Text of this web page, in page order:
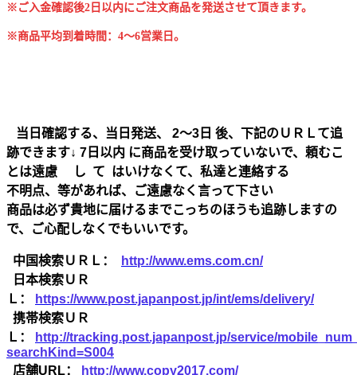
※ご入金確認後2日以内にご注文商品を発送させて頂きます。
※商品平均到着時間：4～6営業日。
当日確認する、当日発送、 2～3日 後、下記のＵＲＬて追
跡できます↓ 7日以内 に商品を受け取っていないで、頼むこ
とは遠慮 し て はいけなくて、私達と連絡する
不明点、等があれば、ご遠慮なく言って下さい
商品は必ず貴地に届けるまでこっちのほうも追跡しますの
で、ご心配しなくでもいいです。
中国検索ＵＲＬ：
http://www.ems.com.cn/
日本検索ＵＲ
Ｌ：
https://www.post.japanpost.jp/int/ems/delivery/
携帯検索ＵＲ
Ｌ：
http://tracking.post.japanpost.jp/service/
searchKind=S004
店舗URL：
http://www.copy2017.com/